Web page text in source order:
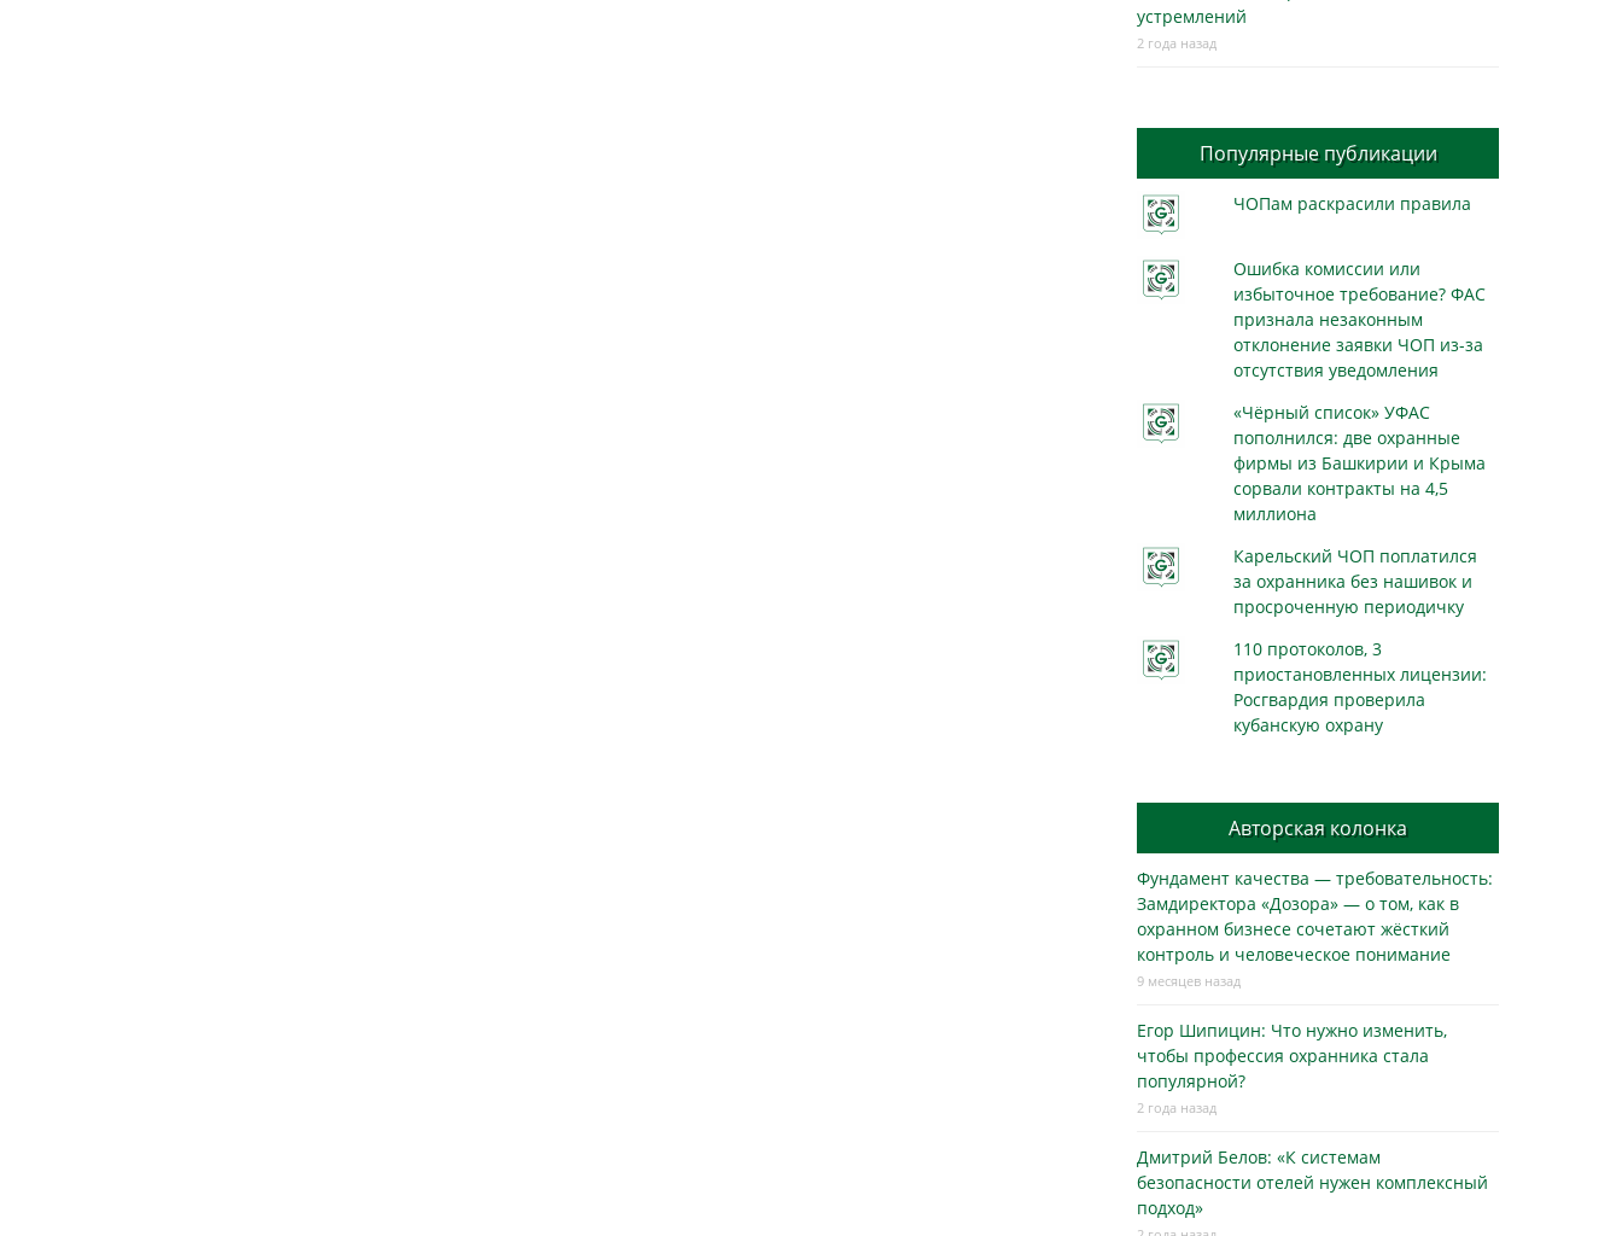
устремлений
2 года назад
Популярные публикации
ЧОПам раскрасили правила
Ошибка комиссии или
избыточное требование? ФАС
признала незаконным
отклонение заявки ЧОП из-за
отсутствия уведомления
«Чёрный список» УФАС
пополнился: две охранные
фирмы из Башкирии и Крыма
сорвали контракты на 4,5
миллиона
Карельский ЧОП поплатился
за охранника без нашивок и
просроченную периодичку
110 протоколов, 3
приостановленных лицензии:
Росгвардия проверила
кубанскую охрану
Авторская колонка
Фундамент качества — требовательность:
Замдиректора «Дозора» — о том, как в
охранном бизнесe сочетают жёсткий
контроль и человеческое понимание
9 месяцев назад
Егор Шипицин: Что нужно изменить,
чтобы профессия охранника стала
популярной?
2 года назад
Дмитрий Белов: «К системам
безопасности отелей нужен комплексный
подход»